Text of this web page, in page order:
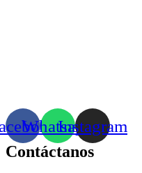
WhatsappInstagram
Contáctanos